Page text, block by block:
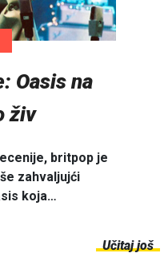
Oasis na
živ
britpop je
zahvaljujći
koja…
Učitaj još